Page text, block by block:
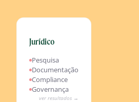
Jurídico
Pesquisa
Documentação
Compliance
Governança
ver resultados →
Pesquisa jurisprudencial acelerada
Contratos revisados com IA
Monitoramento contínuo de compliance